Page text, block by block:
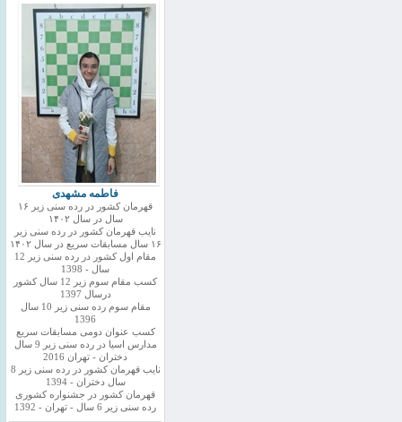
فاطمه مشهدی
قهرمان کشور در رده سنی زیر ۱۶
سال در سال ۱۴۰۲
نایب قهرمان کشور در رده سنی زیر
۱۶ سال مسابقات سریع در سال ۱۴۰۲
مقام اول کشور در رده سنی زیر 12
سال - 1398
کسب مقام سوم زیر 12 سال کشور
درسال 1397
مقام سوم رده سنی زیر 10 سال
1396
کسب عنوان دومی مسابقات سریع
مدارس اسیا در رده سنی زیر 9 سال
دختران - تهران 2016
نایب قهرمان کشور در رده سنی زیر 8
سال دختران - 1394
قهرمان کشور در جشنواره کشوری
رده سنی زیر 6 سال - تهران - 1392